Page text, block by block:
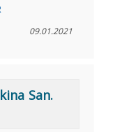
09.01.2021
San.